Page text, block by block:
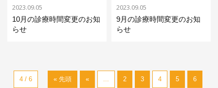
2023.09.05
10月の診療時間変更のお知
らせ
2023.09.05
9月の診療時間変更のお知
らせ
4 / 6 « 先頭 « ... 2 3 4 5 6